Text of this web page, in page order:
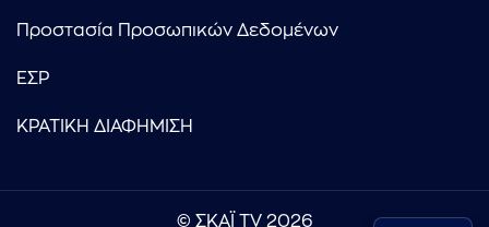
Προστασία Προσωπικών Δεδομένων
ΕΣΡ
ΚΡΑΤΙΚΗ ΔΙΑΦΗΜΙΣΗ
© ΣΚΑΪ TV 2026